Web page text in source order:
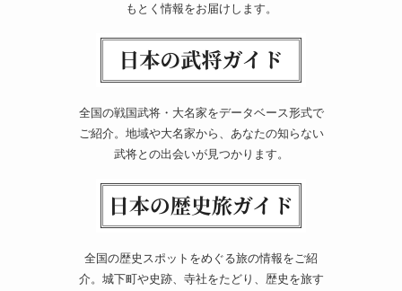
もとく情報をお届けします。
全国の戦国武将・大名家をデータベース形式で
ご紹介。地域や大名家から、あなたの知らない
武将との出会いが見つかります。
全国の歴史スポットをめぐる旅の情報をご紹
介。城下町や史跡、寺社をたどり、歴史を旅す